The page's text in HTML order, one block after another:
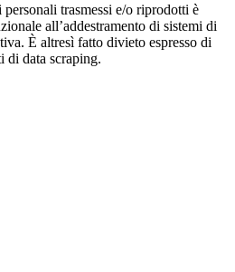
trasmessi e/o riprodotti è
all’addestramento di sistemi di
È altresì fatto divieto espresso di
di data scraping.